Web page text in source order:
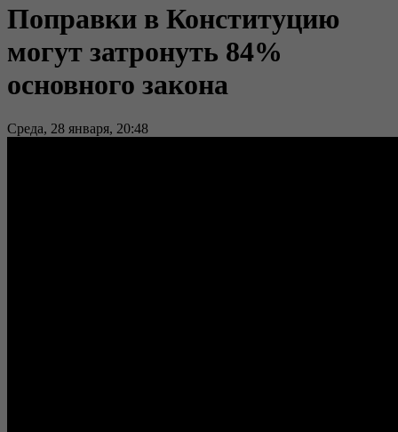
Поправки в Конституцию
могут затронуть 84%
основного закона
Среда, 28 января, 20:48